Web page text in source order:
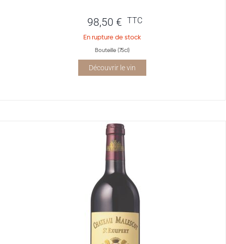
98,50 € TTC
En rupture de stock
Bouteille (75cl)
Découvrir le vin